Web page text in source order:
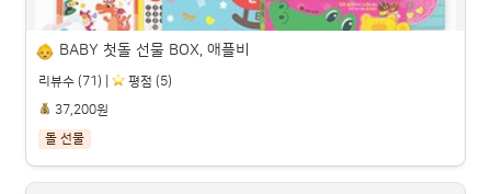
BABY 첫돌 선물 BOX, 애플비
리뷰수 (71) |
️ 평점 (5)
37,200원
돌 선물